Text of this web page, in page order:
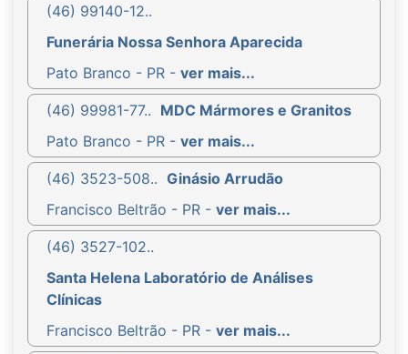
(46) 99140-12..
Funerária Nossa Senhora Aparecida
Pato Branco - PR - ver mais...
(46) 99981-77.. MDC Mármores e Granitos
Pato Branco - PR - ver mais...
(46) 3523-508.. Ginásio Arrudão
Francisco Beltrão - PR - ver mais...
(46) 3527-102..
Santa Helena Laboratório de Análises
Clínicas
Francisco Beltrão - PR - ver mais...